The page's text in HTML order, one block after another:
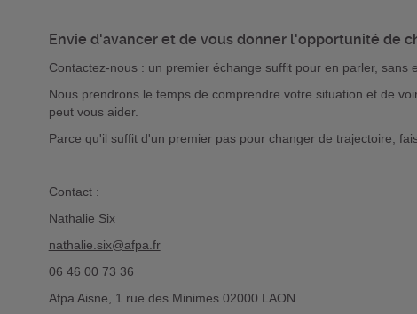
Envie d'avancer et de vous donner l'opportunité de
Contactez-nous : un premier échange suffit pour en parler, sans
Nous prendrons le temps de comprendre votre situation et de
peut vous aider.
Parce qu'il suffit d'un premier pas pour changer de trajectoire,
Contact :
Nathalie Six
nathalie.six@afpa.fr
06 46 00 73 36
Afpa Aisne, 1 rue des Minimes 02000 LAON